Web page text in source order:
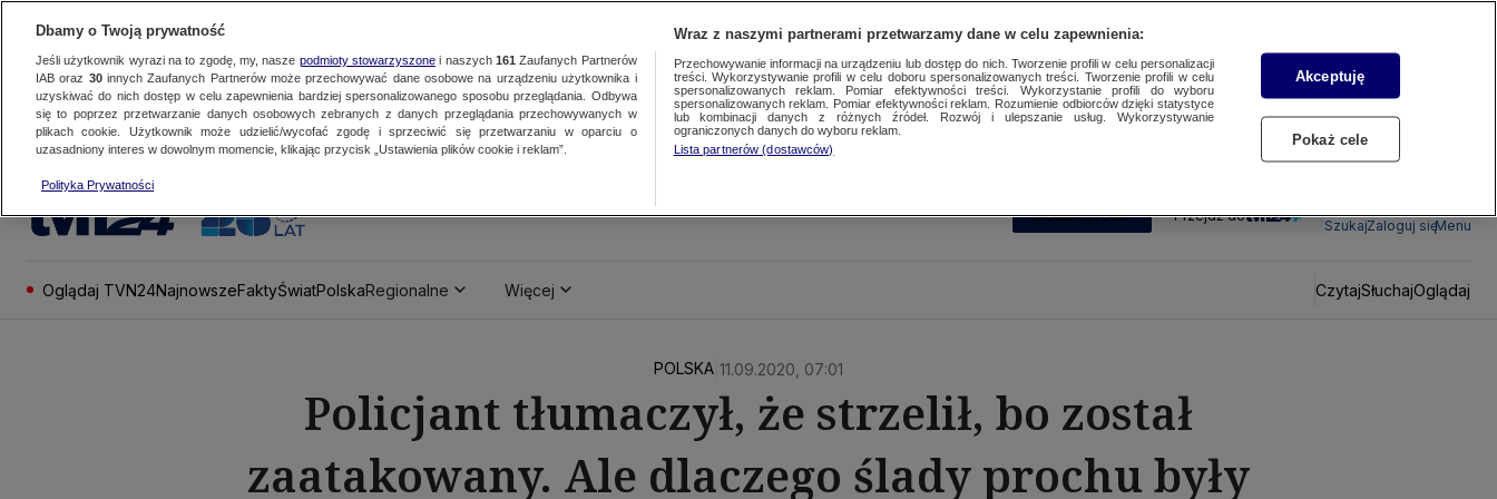
SUBSKRYBUJ Przejdź do
SzukajZaloguj sięMenu
Oglądaj TVN24NajnowszeFaktyŚwiatPolskaRegionalne Więcej CzytajSłuchajOglądaj
POLSKA 11.09.2020, 07:01
Policjant tłumaczył, że strzelił, bo został
zaatakowany. Ale dlaczego ślady prochu były
Dbamy o Twoją prywatność
Jeśli użytkownik wyrazi na to zgodę, my, nasze podmioty stowarzyszonei naszych 161 Zaufanych Partnerów
IAB oraz 30innych Zaufanych Partnerów może przechowywać dane osobowe na urządzeniu użytkownika i
uzyskiwać do nich dostęp w celu zapewnienia bardziej spersonalizowanego sposobu przeglądania. Odbywa
się to poprzez przetwarzanie danych osobowych zebranych z danych przeglądania przechowywanych w
plikach cookie. Użytkownik może udzielić/wycofać zgodę i sprzeciwić się przetwarzaniu w oparciu o
uzasadniony interes w dowolnym momencie, klikając przycisk „Ustawienia plików cookie i reklam”.
Polityka Prywatności
Wraz z naszymi partnerami przetwarzamy dane w celu zapewnienia:
Przechowywanie informacji na urządzeniu lub dostęp do nich. Tworzenie profili w celu personalizacji
treści. Wykorzystywanie profili w celu doboru spersonalizowanych treści. Tworzenie profili w celu
spersonalizowanych reklam. Pomiar efektywności treści. Wykorzystanie profili do wyboru
spersonalizowanych reklam. Pomiar efektywności reklam. Rozumienie odbiorców dzięki statystyce
lub kombinacji danych z różnych źródeł. Rozwój i ulepszanie usług. Wykorzystywanie
ograniczonych danych do wyboru reklam.
Lista partnerów (dostawców)
Akceptuję
Pokaż cele